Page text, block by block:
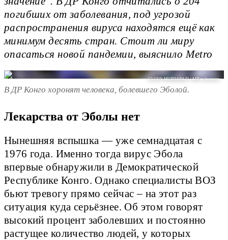
погибших от заболевания, под угрозой
распространения вируса находятся ещё как
минимум десять стран. Стоит ли миру
опасаться новой пандемии, выяснило Metro
GLODY MURHABAZI / AFP or licensors
В ДР Конго хоронят человека, болевшего Эболой.
Лекарства от Эболы нет
Нынешняя вспышка — уже семнадцатая с
1976 года. Именно тогда вирус Эбола
впервые обнаружили в Демократической
Республике Конго. Однако специалисты ВОЗ
бьют тревогу прямо сейчас – на этот раз
ситуация куда серьёзнее. Об этом говорят
высокий процент заболевших и постоянно
растущее количество людей, у которых